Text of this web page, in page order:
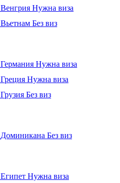
Венгрия Нужна виза
Вьетнам Без виз
Германия Нужна виза
Греция Нужна виза
Грузия Без виз
Доминикана Без виз
Египет Нужна виза